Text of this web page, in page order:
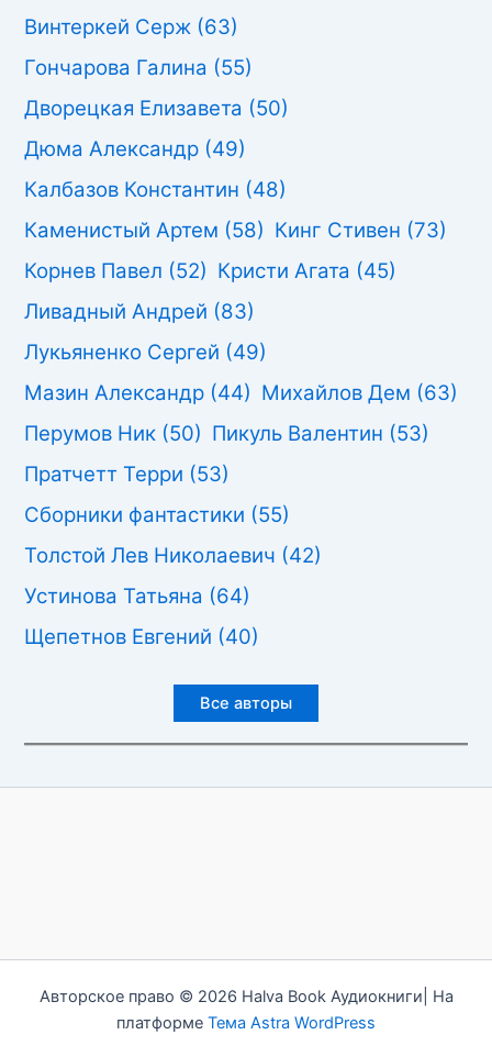
Винтеркей Серж (63)
Гончарова Галина (55)
Дворецкая Елизавета (50)
Дюма Александр (49)
Калбазов Константин (48)
Каменистый Артем (58) Кинг Стивен (73)
Корнев Павел (52) Кристи Агата (45)
Ливадный Андрей (83)
Лукьяненко Сергей (49)
Мазин Александр (44) Михайлов Дем (63)
Перумов Ник (50) Пикуль Валентин (53)
Пратчетт Терри (53)
Сборники фантастики (55)
Толстой Лев Николаевич (42)
Устинова Татьяна (64)
Щепетнов Евгений (40)
Все авторы
Авторское право © 2026 Halva Book Аудиокниги| На
платформе Тема Astra WordPress